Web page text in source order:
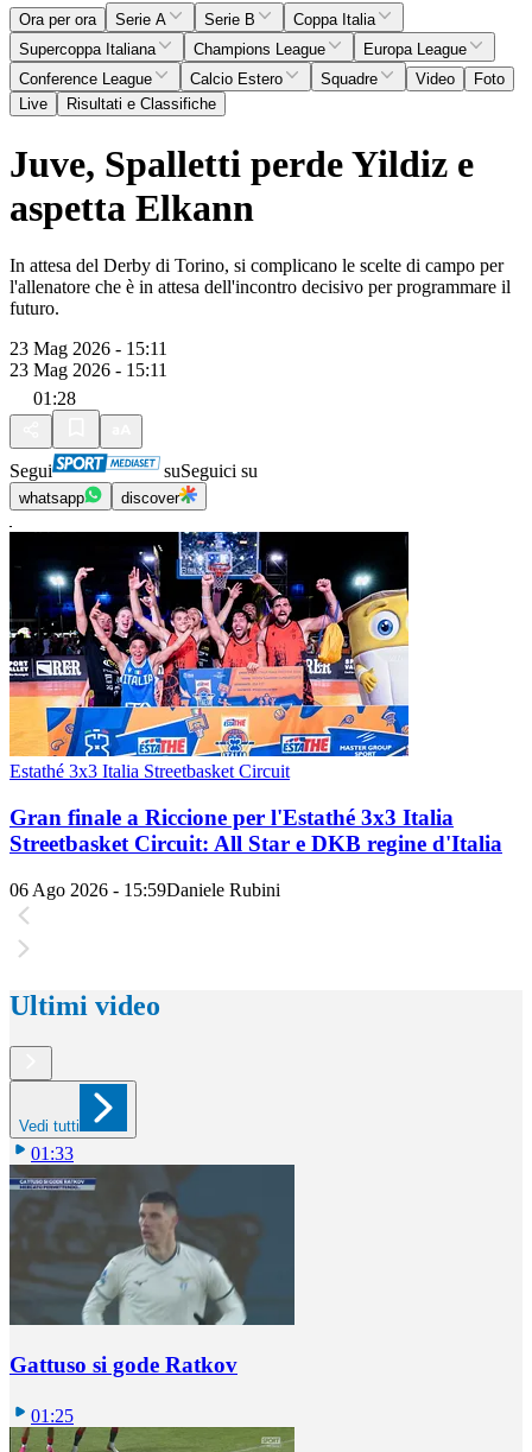
Ora per ora Serie A Serie B
Coppa Italia
Supercoppa Italiana
Champions League
Europa League
Conference League
Calcio Estero Squadre Video
Foto
Live
Risultati e Classifiche
Juve, Spalletti perde Yildiz e
aspetta Elkann
In attesa del Derby di Torino, si complicano le scelte di campo per
l'allenatore che è in attesa dell'incontro decisivo per programmare il
futuro.
23 Mag 2026 - 15:11
23 Mag 2026 - 15:11
01:28
Segui suSeguici su
whatsapp discover
Estathé 3x3 Italia Streetbasket Circuit
Gran finale a Riccione per l'Estathé 3x3 Italia
Streetbasket Circuit: All Star e DKB regine d'Italia
06 Ago 2026 - 15:59Daniele Rubini
Ultimi video
Vedi tutti
01:33
Gattuso si gode Ratkov
01:25